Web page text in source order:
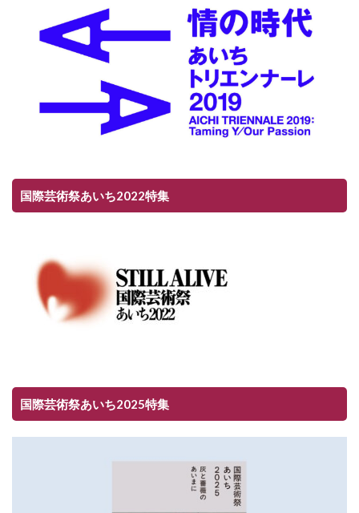
国際芸術祭あいち2022特集
国際芸術祭あいち2025特集